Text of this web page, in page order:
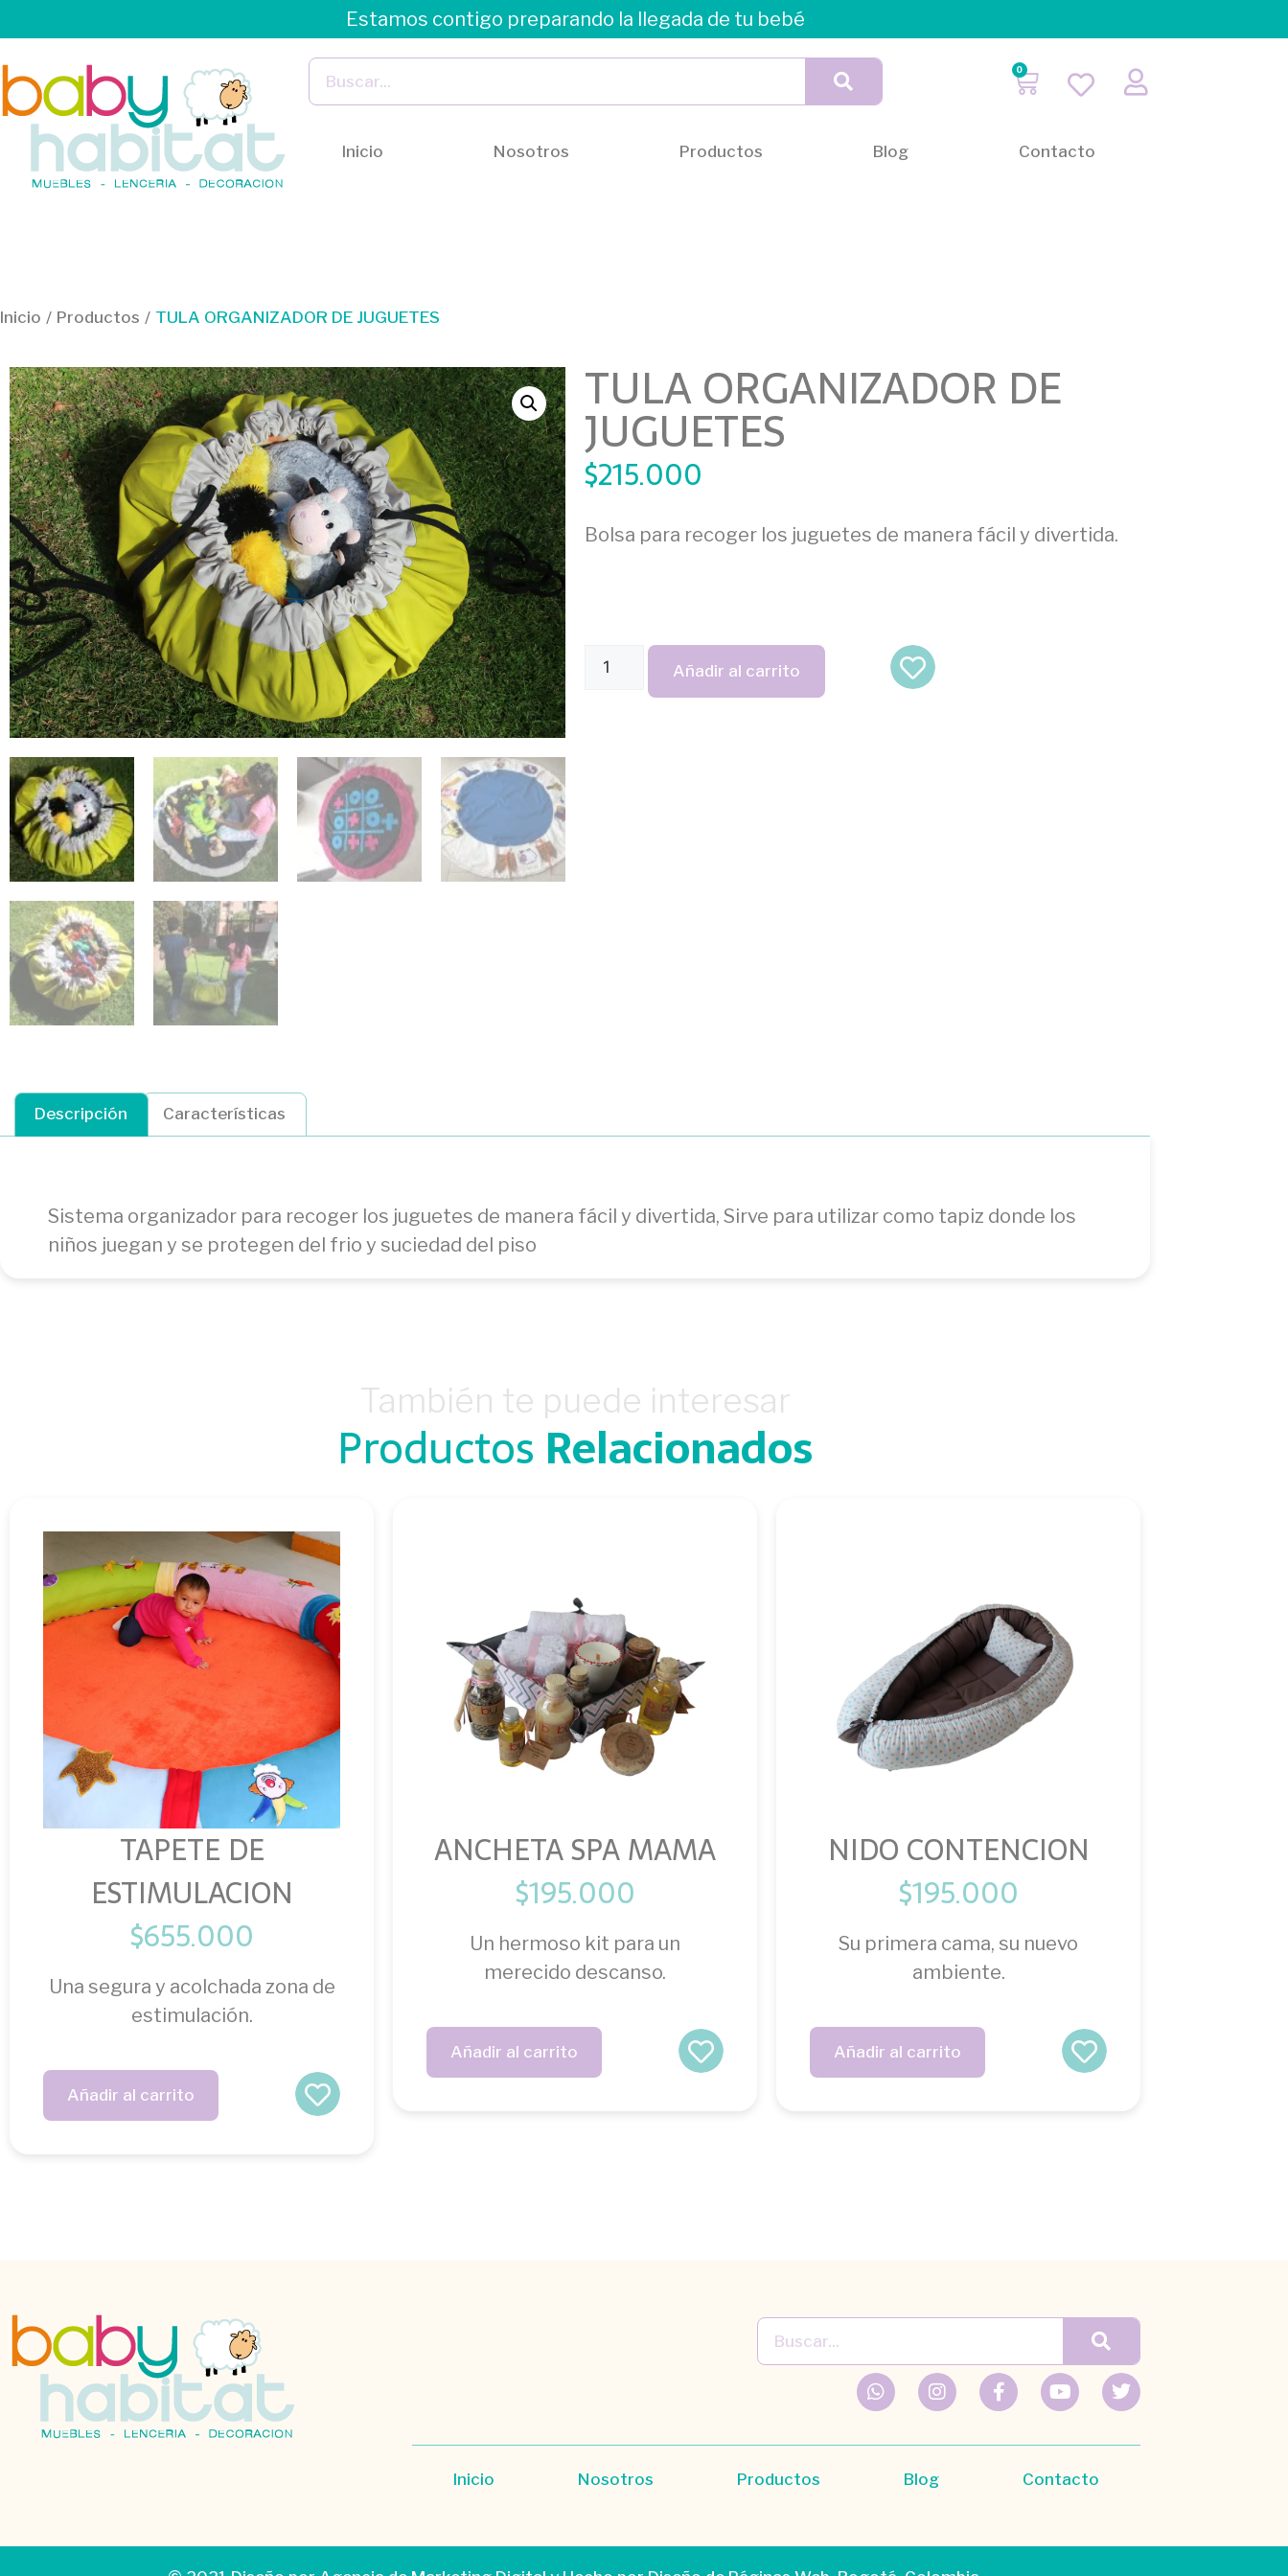
Estamos contigo preparando la llegada de tu bebé
0
Inicio Nosotros Productos Blog Contacto
Inicio / Productos / TULA ORGANIZADOR DE JUGUETES
TULA ORGANIZADOR DE
JUGUETES
$215.000
Bolsa para recoger los juguetes de manera fácil y divertida.
Añadir al carrito
Descripción Características
Sistema organizador para recoger los juguetes de manera fácil y divertida, Sirve para utilizar como tapiz donde los
niños juegan y se protegen del frio y suciedad del piso
También te puede interesar
Productos Relacionados
TAPETE DE
ESTIMULACION
$655.000
Una segura y acolchada zona de
estimulación.
Añadir al carrito
ANCHETA SPA MAMA
$195.000
Un hermoso kit para un
merecido descanso.
Añadir al carrito
NIDO CONTENCION
$195.000
Su primera cama, su nuevo
ambiente.
Añadir al carrito
Inicio Nosotros Productos Blog Contacto